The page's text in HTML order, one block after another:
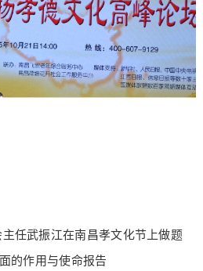
任武振江在南昌孝文化节上做题
的作用与使命报告